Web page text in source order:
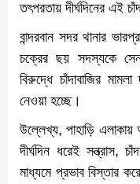
তৎপরতায় দীর্ঘদিনের এই
বান্দরবান সদর থানার
চক্রের ছয় সদস্যকে
বিরুদ্ধে চাঁদাবাজির
নেওয়া হচ্ছে।
উল্লেখ্য, পাহাড়ি
দীর্ঘদিন ধরেই সন্ত্রাস,
মাধ্যমে প্রভাব বিস্তার